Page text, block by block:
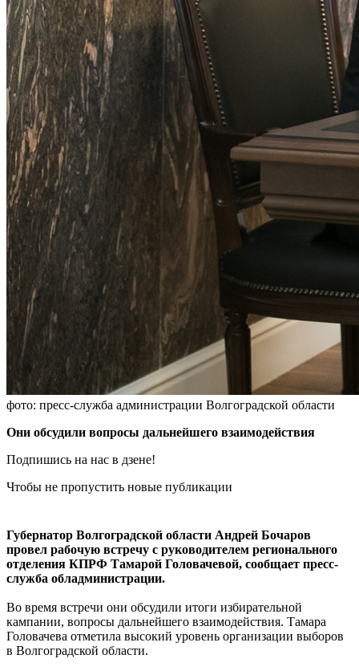
фото: пресс-служба администрации Волгоградской области
Они обсудили вопросы дальнейшего взаимодействия
Подпишись на нас в дзене!
Чтобы не пропустить новые публикации
Губернатор Волгоградской области Андрей Бочаров
провел рабочую встречу с руководителем регионального
отделения КПРФ Тамарой Головачевой, сообщает пресс-
служба обладминистрации.
Во время встречи они обсудили итоги избирательной
кампании, вопросы дальнейшего взаимодействия. Тамара
Головачева отметила высокий уровень организации выборов
в Волгоградской области.